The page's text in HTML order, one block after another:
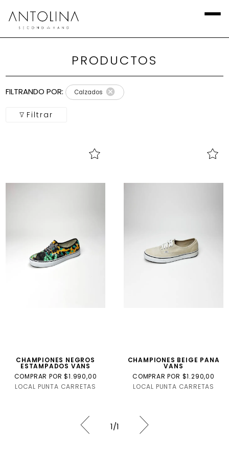
PRODUCTOS
FILTRANDO POR: Calzados
Filtrar
Filtros
Local
Europea
Talla
USA
CHAMPIONES NEGROS
ESTAMPADOS VANS
COMPRAR POR $1.990,00
LOCAL PUNTA CARRETAS
CHAMPIONES BEIGE PANA
VANS
COMPRAR POR $1.290,00
LOCAL PUNTA CARRETAS
1/1